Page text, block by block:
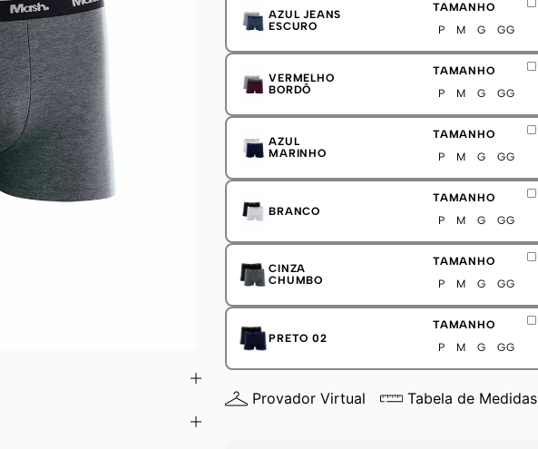
AZUL JEANS
ESCURO
TAMANHO
P
M G GG
VERMELHO
BORDÔ
TAMANHO
P
M G GG
AZUL
MARINHO
TAMANHO
P
M G GG
BRANCO
TAMANHO
P
M G GG
CINZA
CHUMBO
TAMANHO
P
M G GG
PRETO 02
TAMANHO
P
M G GG
Provador Virtual Tabela de Medidas